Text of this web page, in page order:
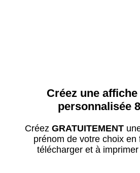
Créez une
personnalisée
Créez GRATUITEMENT
prénom de votre choix en
télécharger et à